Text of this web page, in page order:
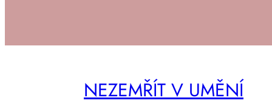
NE­ZE­MŘÍT V UMĚ­NÍ